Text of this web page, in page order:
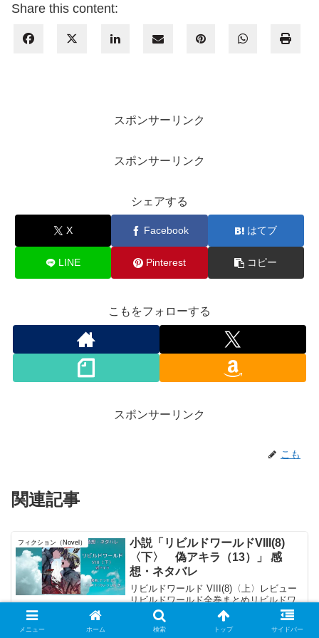
Share this content:
スポンサーリンク
スポンサーリンク
シェアする
X Facebook はてブ
LINE Pinterest コピー
こもをフォローする
スポンサーリンク
こも
関連記事
フィクション（Novel）
小説「リビルドワールドVIII(8)
〈下〉 偽アキラ（13）」 感
想・ネタバレ
リビルドワールド VIII(8)〈上〉レビュー
リビルドワールド全巻まとめリビルドワ
ールド IX(9)〈上〉レビューどんな本？長
いなと思ったら578ページ。凄い量だった
が、面白くてあっという間に読み終わっ
メニュー ホーム 検索 トップ サイドバー